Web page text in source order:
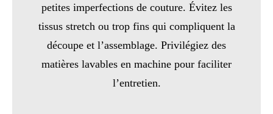
petites imperfections de couture. Évitez les
tissus stretch ou trop fins qui compliquent la
découpe et l’assemblage. Privilégiez des
matières lavables en machine pour faciliter
l’entretien.